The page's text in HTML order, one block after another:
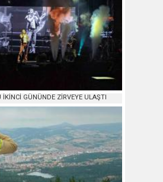
İKİNCİ GÜNÜNDE ZİRVEYE ULAŞTI